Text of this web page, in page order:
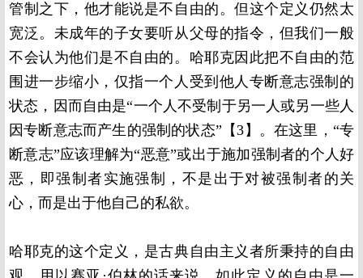
管制之下，他才能说是不自由的。但这个定义仍然太
宽泛。未成年的子女要听从父母的指令，但我们一般
不会认为他们是不自由的。哈耶克因此把不自由的范
围进一步缩小，仅指一个人受到他人专断意志强制的
状态，因而自由是“一个人不受制于另一人或另一些人
因专断意志而产生的强制的状态”【3】 。在这里，“专
断意志”应该理解为“恶意”或出于施加强制者的个人好
恶，即强制者实施强制，不是出于对被强制者的关
心，而是出于他自己的私欲。
哈耶克的这个定义，是古典自由主义者所秉持的自由